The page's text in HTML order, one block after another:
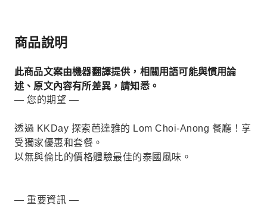
商品說明
此商品文案由機器翻譯提供，相關用語可能與慣用論
述、原文內容有所差異，請知悉。
— 您的期望 —
透過 KKDay 探索芭達雅的 Lom Choi-Anong 餐廳！享
受獨家優惠和套餐。
以無與倫比的價格體驗最佳的泰國風味。
— 重要資訊 —